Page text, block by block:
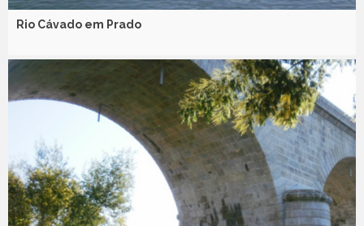
Rio Cávado em Prado